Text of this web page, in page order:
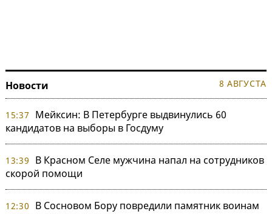
Новости 8 АВГУСТА
15:37
Мейксин: В Петербурге выдвинулись 60
кандидатов на выборы в Госдуму
13:39
В Красном Селе мужчина напал на сотрудников
скорой помощи
12:30
В Сосновом Бору повредили памятник воинам